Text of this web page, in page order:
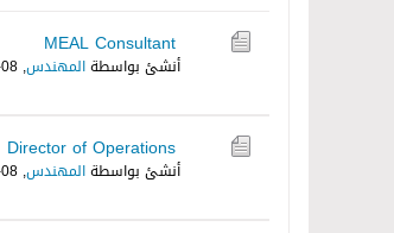
MEAL Consultant
أنشئ بواسطةالمهندس,
08-30-2023, 01:57 PM
Director of Operations
أنشئ بواسطةالمهندس,
08-29-2023, 09:52 PM